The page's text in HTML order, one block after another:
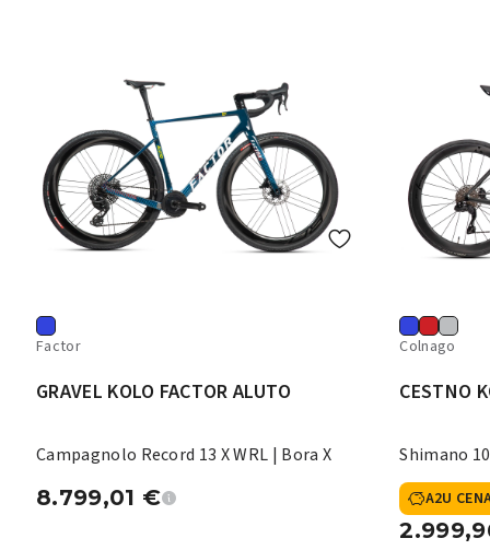
Factor
GRAVEL KOLO FACTOR ALUTO
Campagnolo Record 13 X WRL | Bora X
8.799,01 €
Colnago
CESTNO
Shimano
A2U